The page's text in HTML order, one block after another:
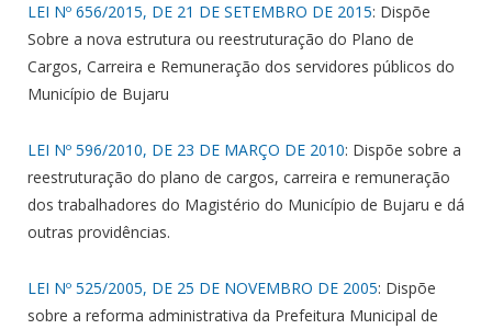
LEI Nº 656/2015, DE 21 DE SETEMBRO DE 2015: Dispõe
Sobre a nova estrutura ou reestruturação do Plano de
Cargos, Carreira e Remuneração dos servidores públicos do
Município de Bujaru
LEI Nº 596/2010, DE 23 DE MARÇO DE 2010: Dispõe sobre a
reestruturação do plano de cargos, carreira e remuneração
dos trabalhadores do Magistério do Município de Bujaru e dá
outras providências.
LEI Nº 525/2005, DE 25 DE NOVEMBRO DE 2005: Dispõe
sobre a reforma administrativa da Prefeitura Municipal de